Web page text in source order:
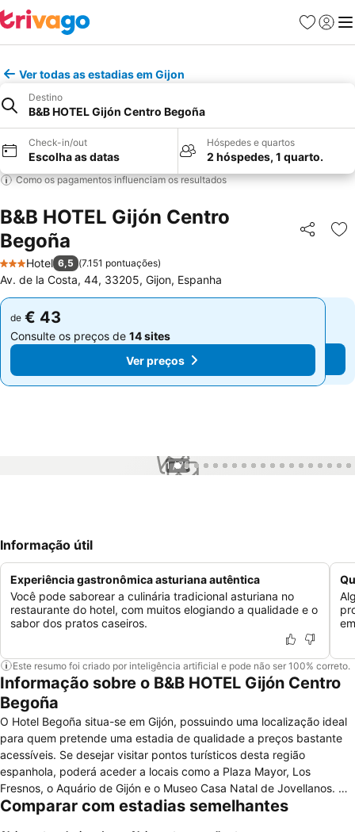
Favoritos
Iniciar
Ver todas as estadias em Gijon
Destino
B&B HOTEL Gijón Centro Begoña
Check-in/out
Escolha as datas
Hóspedes e quartos
2 hóspedes, 1 quarto.
Como os pagamentos influenciam os resultados
B&B HOTEL Gijón Centro
Begoña
Partilhar
3 Estrelas
Hotel 6,5 (7.151 pontuações)
Av. de la Costa, 44, 33205, Gijon, Espanha
de € 43
Consulte os preços de 14 sites
Ver preços
de € 43
Consulte os preços de 14 sites
Ver preços
1 / 75
Informação útil
Experiência gastronômica asturiana autêntica
Você pode saborear a culinária tradicional asturiana no
restaurante do hotel, com muitos elogiando a qualidade e o
sabor dos pratos caseiros.
Este resumo foi criado por inteligência artificial e pode não ser 100% correto.
Informação sobre o B&B HOTEL Gijón Centro
Begoña
O Hotel Begoña situa-se em Gijón, possuindo uma localização ideal
para quem pretende uma estadia de qualidade a preços bastante
acessíveis. Se desejar visitar pontos turísticos desta região
espanhola, poderá aceder a locais como a Plaza Mayor, Los
Fresnos, o Aquário de Gijón e o Museo Casa Natal de Jovellanos. De
referir, ainda, que para quem procura passeios relaxantes de
Comparar com estadias semelhantes